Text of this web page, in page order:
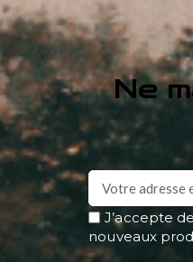
Ne
J’accepte
nouveaux